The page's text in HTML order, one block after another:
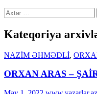
Axtarış:
Kateqoriya
NAZİM ƏHMƏDLİ,
ORXAN ARAS –